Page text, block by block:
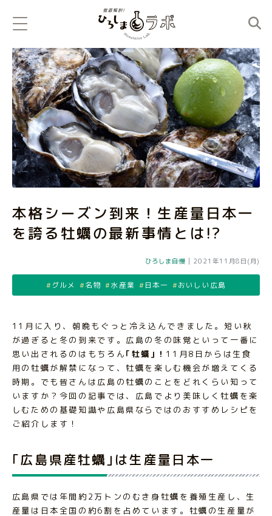
本格シーズン到来！生産量日本一
を誇る牡蠣の最新事情とは!?
ひろしま自慢 | 2021年11月8日(月)
グルメ 名物 水産業 日本一 おいしい広島
11月に入り、朝晩もぐっと冷え込んできました。短い秋
が過ぎると冬の到来です。広島の冬の味覚といって一番に
思い出されるのはもちろん ｢牡蠣｣！ 11月8日からは生食
用の牡蠣が解禁になって、牡蠣を楽しむ機会が増えてくる
時期。でも皆さんは広島の牡蠣のことをどれくらい知って
いますか？今回の記事では、広島でより美味しく牡蠣を楽
しむための基礎知識や広島県ならではのおすすめレシピを
ご紹介します！
｢広島県産牡蠣｣は生産量日本一
広島県では年間約2万トンのむき身牡蠣を養殖生産し、生
産量は日本全国の約6割を占めています。牡蠣の生産量が